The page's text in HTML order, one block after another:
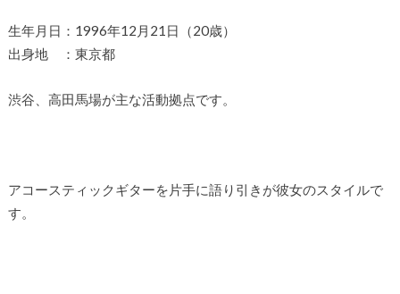
生年月日：1996年12月21日（20歳）
出身地 ：東京都
渋谷、高田馬場が主な活動拠点です。
アコースティックギターを片手に語り引きが彼女のスタイルで
す。